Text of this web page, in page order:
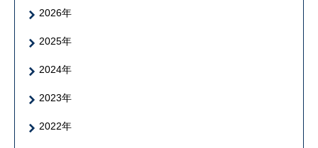
2026年
2025年
2024年
2023年
2022年